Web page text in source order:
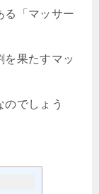
る「マッサー
を果たすマッ
でしょう